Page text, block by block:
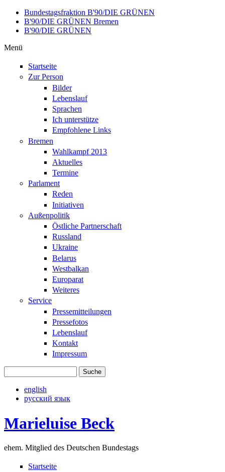
Direkt zum Inhalt
Bundestagsfraktion B'90/DIE GRÜNEN
B'90/DIE GRÜNEN Bremen
B'90/DIE GRÜNEN
Menü
Startseite
Zur Person
Bilder
Lebenslauf
Sprachen
Ich unterstütze
Empfohlene Links
Bremen
Wahlkampf 2013
Aktuelles
Termine
Parlament
Reden
Initiativen
Außenpolitik
Östliche Partnerschaft
Russland
Ukraine
Belarus
Westbalkan
Europarat
Weiteres
Service
Pressemitteilungen
Pressefotos
Lebenslauf
Kontakt
Impressum
english
русский язык
Marieluise Beck
ehem. Mitglied des Deutschen Bundestags
Startseite